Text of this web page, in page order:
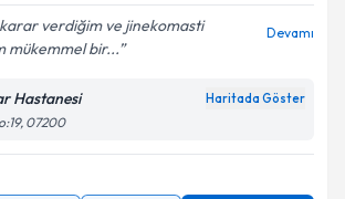
okudum ve kişisel verilerimin belirtilen
işlenmesini kabul ediyorum.
Takvim Talebini Gönder
verdiğim ve jinekomasti
mükemmel bir...
Devamı
Hastanesi Haritada Göster
07200